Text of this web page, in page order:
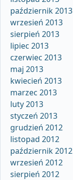
październik 2013
wrzesień 2013
sierpień 2013
lipiec 2013
czerwiec 2013
maj 2013
kwiecień 2013
marzec 2013
luty 2013
styczeń 2013
grudzień 2012
listopad 2012
październik 2012
wrzesień 2012
sierpień 2012